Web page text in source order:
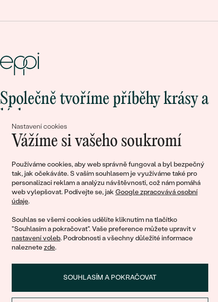
Nastavení cookies
Vážíme si vašeho soukromí
Používáme cookies, aby web správně fungoval a byl bezpečný
tak, jak očekáváte. S vaším souhlasem je využíváme také pro
personalizaci reklam a analýzu návštěvnosti, což nám pomáhá
web vylepšovat. Podívejte se, jak Google zpracovává osobní
údaje.
Souhlas se všemi cookies udělíte kliknutím na tlačítko
"Souhlasím a pokračovat". Vaše preference můžete upravit v
nastavení voleb. Podrobnosti a všechny důležité informace
naleznetezde.
SOUHLASÍM A POKRAČOVAT
Společně tvoříme příběhy krásy a
Připojte se k nám!
© 2011 - 2026, Eppi.cz